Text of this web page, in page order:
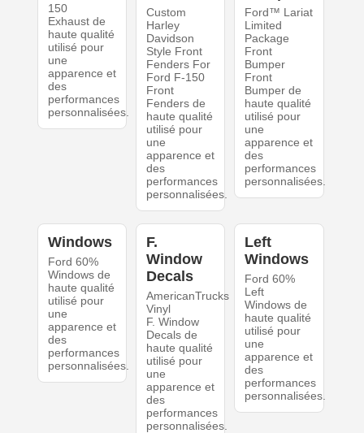
150
Exhaust de
haute qualité
utilisé pour
une
apparence et
des
performances
personnalisées.
Custom
Harley
Davidson
Style Front
Fenders For
Ford F-150
Front
Fenders de
haute qualité
utilisé pour
une
apparence et
des
performances
personnalisées.
Ford™ Lariat
Limited
Package
Front
Bumper
Front
Bumper de
haute qualité
utilisé pour
une
apparence et
des
performances
personnalisées.
Windows
Ford 60%
Windows de
haute qualité
utilisé pour
une
apparence et
des
performances
personnalisées.
F.
Window
Decals
AmericanTrucks
Vinyl
F. Window
Decals de
haute qualité
utilisé pour
une
apparence et
des
performances
personnalisées.
Left
Windows
Ford 60%
Left
Windows de
haute qualité
utilisé pour
une
apparence et
des
performances
personnalisées.